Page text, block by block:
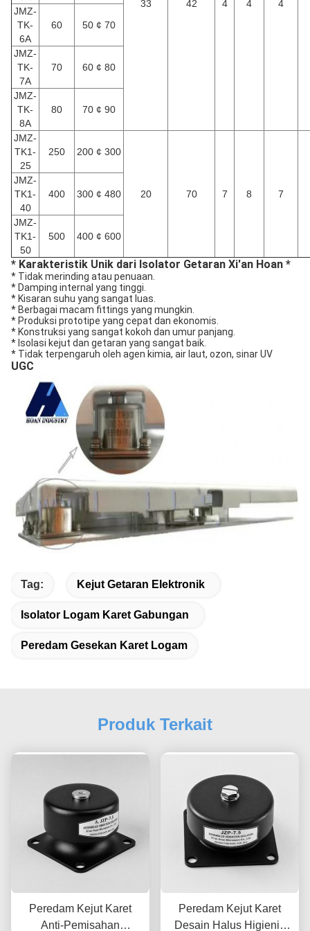
33 42 4 4 4
JMZ-
TK-
6A
60 50 ¢ 70
JMZ-
TK-
7A
70 60 ¢ 80
JMZ-
TK-
8A
80 70 ¢ 90
JMZ-
TK1-
25
250 200 ¢ 300
20 70 7 8 7
JMZ-
TK1-
40
400 300 ¢ 480
JMZ-
TK1-
50
500 400 ¢ 600
* Karakteristik Unik dari Isolator Getaran Xi'an Hoan *
* Tidak merinding atau penuaan.
* Damping internal yang tinggi.
* Kisaran suhu yang sangat luas.
* Berbagai macam fittings yang mungkin.
* Produksi prototipe yang cepat dan ekonomis.
* Konstruksi yang sangat kokoh dan umur panjang.
* Isolasi kejut dan getaran yang sangat baik.
* Tidak terpengaruh oleh agen kimia, air laut, ozon, sinar UV
UGC
Tag: Kejut Getaran Elektronik
Isolator Logam Karet Gabungan
Peredam Gesekan Karet Logam
Produk Terkait
Peredam Kejut Karet
Anti-Pemisahan
Peredam Kejut Karet
Desain Halus Higienis